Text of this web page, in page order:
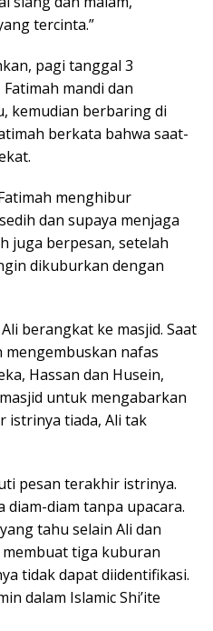
tercinta.”
pagi tanggal 3
mandi dan
kemudian berbaring di
berkata bahwa saat-
menghibur
dan supaya menjaga
juga berpesan, setelah
dikuburkan dengan
berangkat ke masjid. Saat
mengembuskan nafas
Hassan dan Husein,
untuk mengabarkan
istrinya tiada, Ali tak
pesan terakhir istrinya.
diam-diam tanpa upacara.
tahu selain Ali dan
tiga kuburan
tidak dapat diidentifikasi.
dalam Islamic Shi’ite